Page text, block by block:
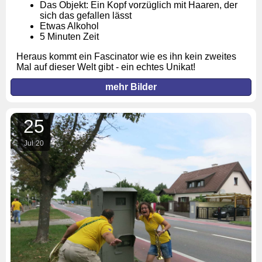
Das Objekt: Ein Kopf vorzüglich mit Haaren, der
sich das gefallen lässt
Etwas Alkohol
5 Minuten Zeit
Heraus kommt ein Fascinator wie es ihn kein zweites
Mal auf dieser Welt gibt - ein echtes Unikat!
mehr Bilder
25
Jul 20